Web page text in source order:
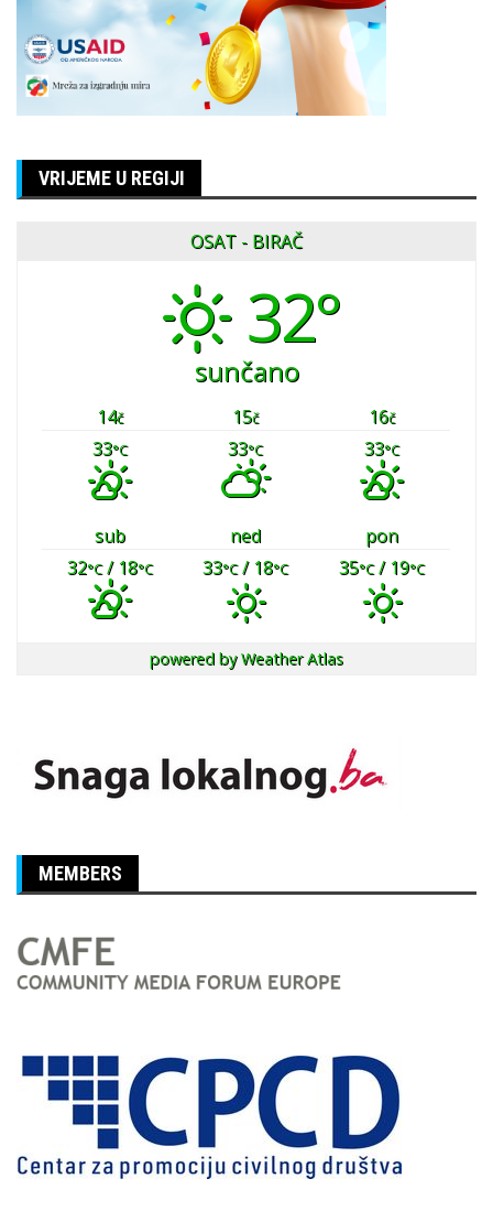
VRIJEME U REGIJI
OSAT - BIRAČ
32°
sunčano
14č 15č 16č
33°C 33°C 33°C
sub ned
pon
32°C/ 18°C 33°C/ 18°C 35°C/ 19°C
powered byWeather Atlas
MEMBERS